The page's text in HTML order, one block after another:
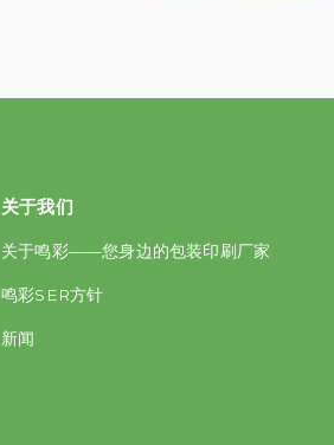
关于我们
关于鸣彩——您身边的包装印刷厂家
鸣彩SER方针
新闻